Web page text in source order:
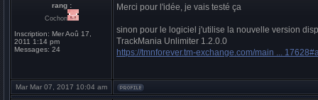
rang :
Cochon
Inscription: Mer Aoû 17,
2011 1:14 pm
Messages: 24
Merci pour l'idée, je vais testé ça
sinon pour le logiciel j'utilise la nouvelle version
TrackMania Unlimiter 1.2.0.0
https://tmnforever.tm-exchange.com/main ...
Mar Mar 07, 2017 10:04 am